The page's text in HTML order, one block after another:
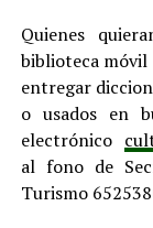
Quienes
biblioteca móvil
entregar
o usados en
electrónico
al fono de
Turismo